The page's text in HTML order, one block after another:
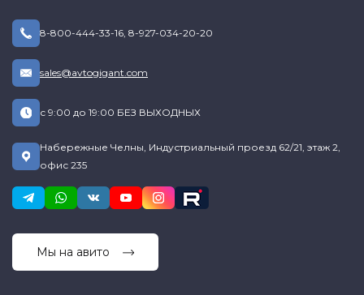
8-800-444-33-16, 8-927-034-20-20
sales@avtogigant.com
с 9:00 до 19:00 БЕЗ ВЫХОДНЫХ
Набережные Челны, Индустриальный проезд 62/21, этаж 2,
офис 235
Мы на авито